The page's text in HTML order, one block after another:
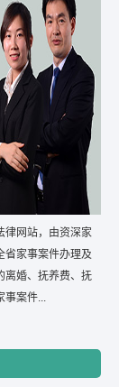
律网站，由资深家
省家事案件办理及
离婚、抚养费、抚
事案件...